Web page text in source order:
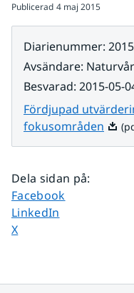
Publicerad 4 maj 2015
Diarienummer:
Avsändare:
Besvarad: 2015-05-
Fördjupad
fokusområden Pdf,
Dela sidan på:
Dela sidan på
Facebook
Dela sidan på
LinkedIn
Dela sidan på
X